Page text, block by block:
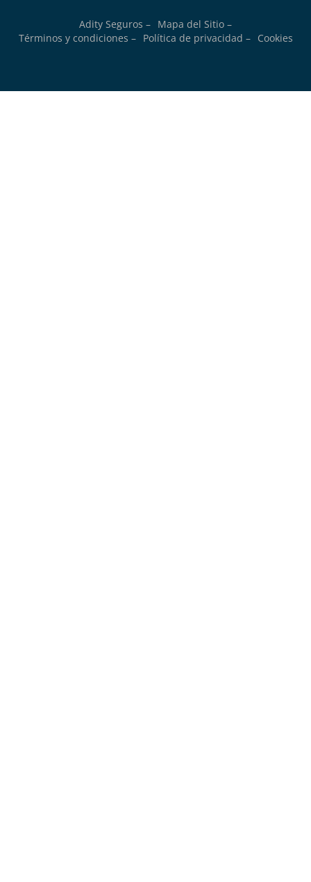
Adity Seguros – Mapa del Sitio –
Términos y condiciones –
Política de privacidad – Cookies